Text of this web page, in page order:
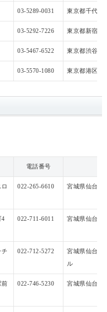
03-5289-0031 東京都千代田
03-5292-7226 東京都新宿区
03-5467-6522 東京都渋谷区
03-5570-1080 東京都港区赤
電話番号
022-265-6610 宮城県仙台市
4
022-711-6011 宮城県仙台市
022-712-5272
宮城県仙台市
ル
前
022-746-5230 宮城県仙台市